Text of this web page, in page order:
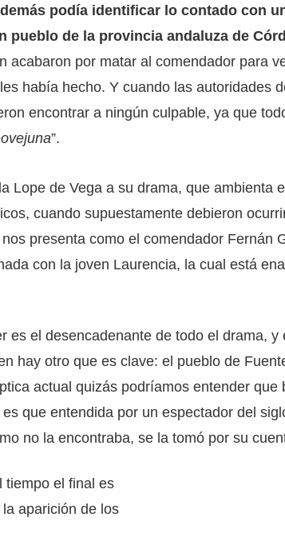
podía identificar lo contado con
pueblo de la provincia andaluza de
acabaron por matar al comendador para
había hecho. Y cuando las autoridades
encontrar a ningún culpable, ya que
”.
Lope de Vega a su drama, que ambienta
cuando supuestamente debieron
presenta como el comendador Fernán
con la joven Laurencia, la cual está
es el desencadenante de todo el drama, y
hay otro que es clave: el pueblo de
actual quizás podríamos entender que
que entendida por un espectador del
no la encontraba, se la tomó por su
tiempo el final es
aparición de los